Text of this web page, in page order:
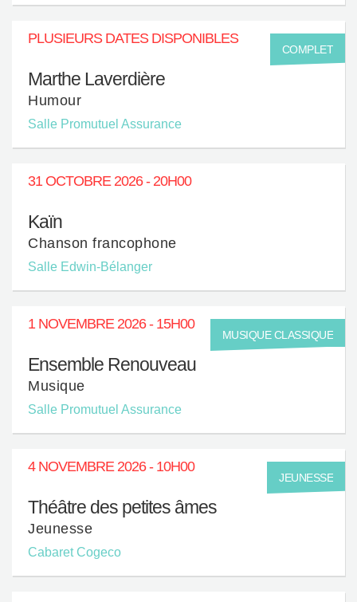
PLUSIEURS DATES DISPONIBLES
COMPLET
Marthe Laverdière
Humour
Salle Promutuel Assurance
31 OCTOBRE 2026 - 20H00
Kaïn
Chanson francophone
Salle Edwin-Bélanger
1 NOVEMBRE 2026 - 15H00
MUSIQUE CLASSIQUE
Ensemble Renouveau
Musique
Salle Promutuel Assurance
4 NOVEMBRE 2026 - 10H00
JEUNESSE
Théâtre des petites âmes
Jeunesse
Cabaret Cogeco